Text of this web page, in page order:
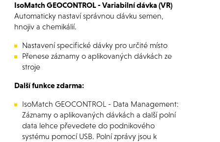
IsoMatch GEOCONTROL - Variabilní dávka (VR)
Automaticky nastaví správnou dávku semen,
hnojiv a chemikálií.
Nastavení specifické dávky pro určité místo
Přenese záznamy o aplikovaných dávkách ze
stroje
Další funkce zdarma:
IsoMatch GEOCONTROL - Data Management:
Záznamy o aplikovaných dávkách a další polní
data lehce převedete do podnikového
systému pomocí USB. Polní zprávy jsou k